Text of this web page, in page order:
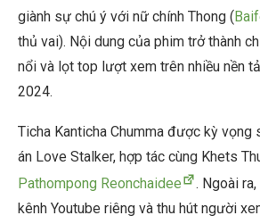
giành sự chú ý với nữ chính Thong (
thủ vai). Nội dung của phim trở thành
nổi và lọt top lượt xem trên nhiều nền
2024.
Ticha Kanticha Chumma được kỳ vọng
án Love Stalker, hợp tác cùng Khets
Pathompong Reonchaidee
. Ngoài
kênh Youtube riêng và thu hút người